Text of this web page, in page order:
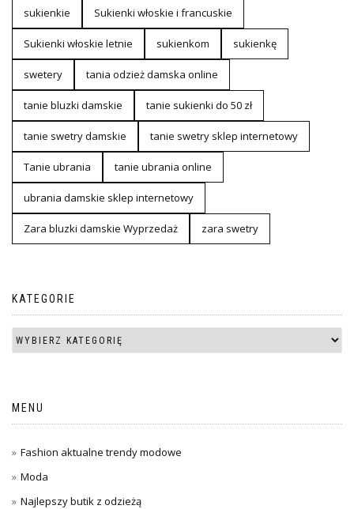
sukienkie Sukienki włoskie i francuskie
Sukienki włoskie letnie sukienkom sukienkę
swetery tania odzież damska online
tanie bluzki damskie tanie sukienki do 50 zł
tanie swetry damskie tanie swetry sklep internetowy
Tanie ubrania tanie ubrania online
ubrania damskie sklep internetowy
Zara bluzki damskie Wyprzedaż zara swetry
KATEGORIE
MENU
Fashion aktualne trendy modowe
Moda
Najlepszy butik z odzieżą